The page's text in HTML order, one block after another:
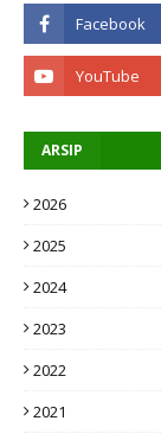
ARSIP
2026
2025
2024
2023
2022
2021